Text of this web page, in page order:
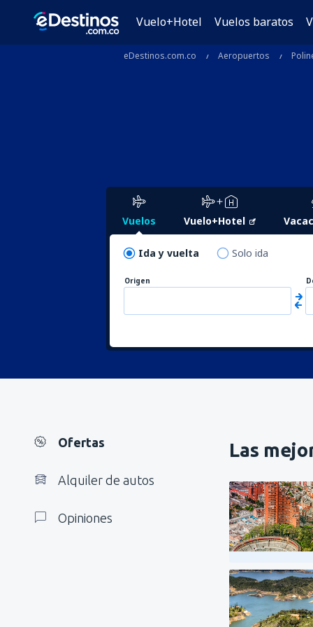
Vuelo+Hotel Vuelos baratos
eDestinos.com.co Aeropuertos
Vuelos Vuelo+Hotel
Ida y vuelta Solo ida
Origen
Ofertas
Alquiler de autos
Opiniones
Las